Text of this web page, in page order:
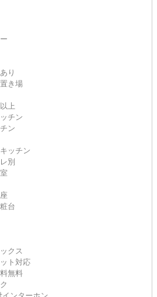
り
き場
上
チン
ン
ッチン
別
台
クス
ト対応
無料